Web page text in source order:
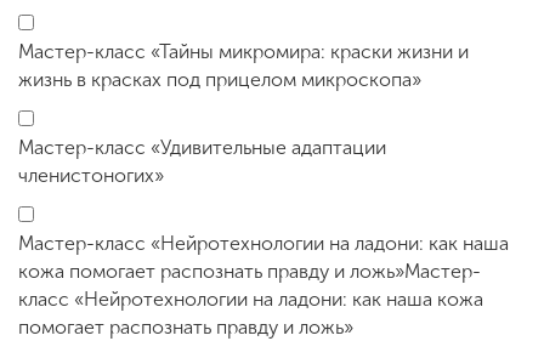
Мастер-класс «Тайны микромира: краски жизни и
жизнь в красках под прицелом микроскопа»
Мастер-класс «Удивительные адаптации
членистоногих»
Мастер-класс «Нейротехнологии на ладони: как наша
кожа помогает распознать правду и ложь»Мастер-
класс «Нейротехнологии на ладони: как наша кожа
помогает распознать правду и ложь»